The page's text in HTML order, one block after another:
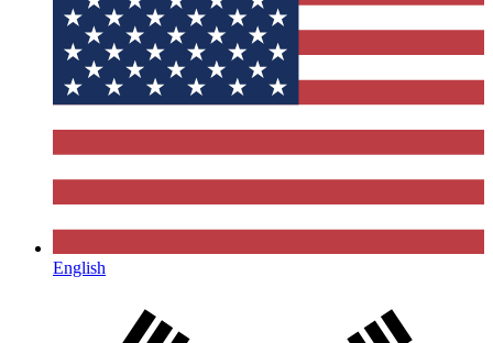
English